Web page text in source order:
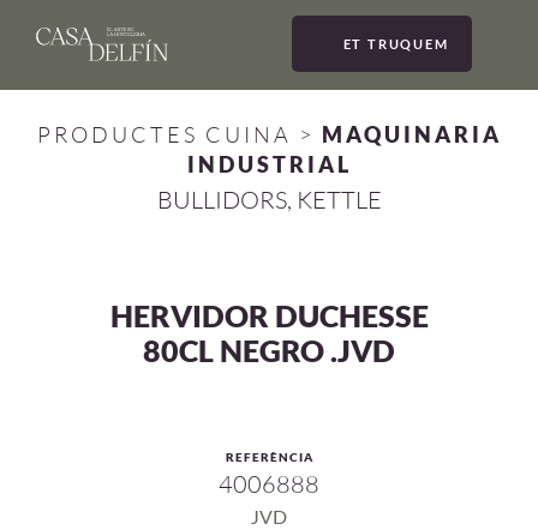
ET TRUQUEM
PRODUCTES CUINA > MAQUINARIA
INDUSTRIAL
BULLIDORS, KETTLE
HERVIDOR DUCHESSE
80CL NEGRO .JVD
REFERÈNCIA
4006888
JVD